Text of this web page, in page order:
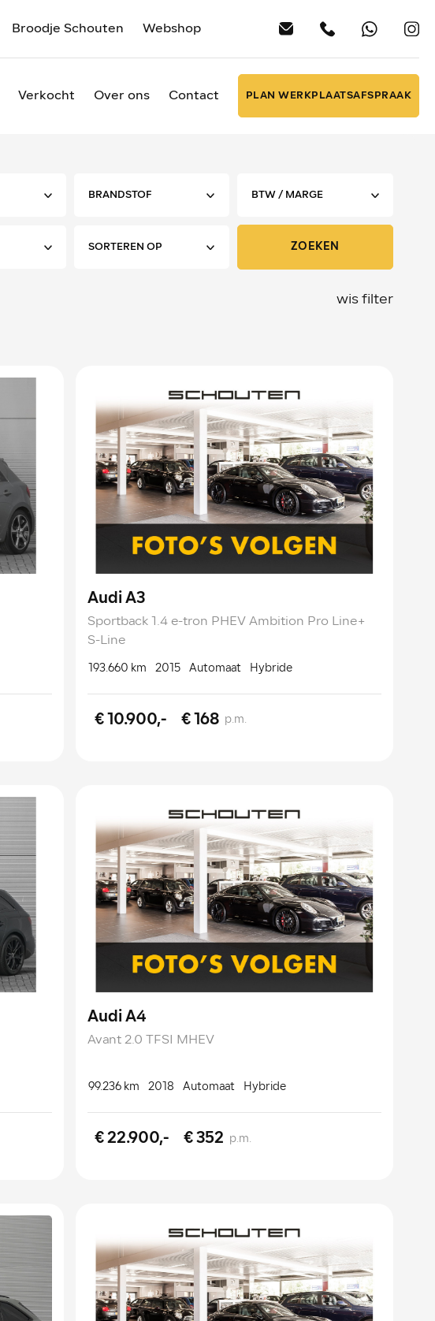
Broodje Schouten Webshop
Verkocht Over ons Contact PLAN WERKPLAATSAFSPRAAK
ZOEKEN
wis filter
Audi A3
Sportback 1.4 e-tron PHEV Ambition Pro Line+
S-Line
193.660 km 2015 Automaat Hybride
€ 10.900,- € 168 p.m.
Audi A4
Avant 2.0 TFSI MHEV
99.236 km 2018 Automaat Hybride
€ 22.900,- € 352 p.m.